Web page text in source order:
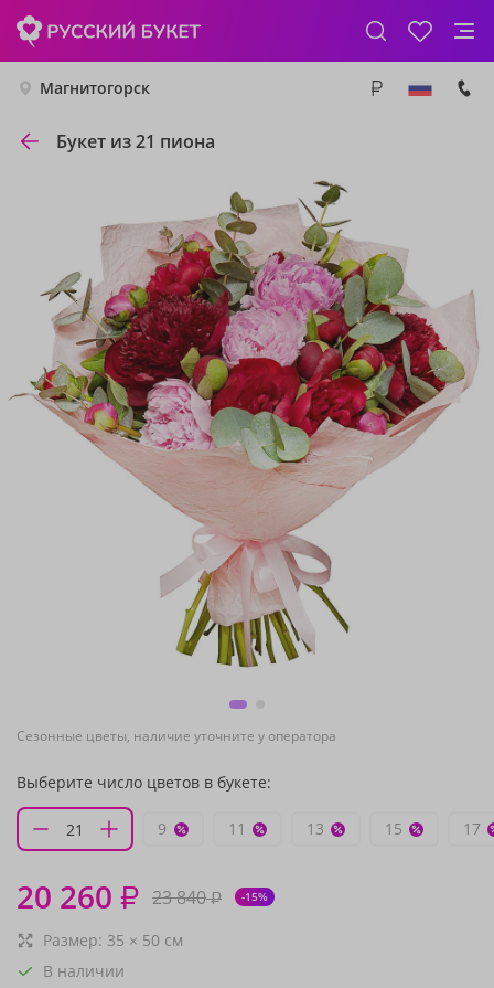
Магнитогорск
Букет из 21 пиона
Сезонные цветы, наличие уточните у оператора
Выберите число цветов в букете:
9 11 13 15 17
20 260 ₽ 23 840₽ -15%
Размер: 35 × 50 см
В наличии